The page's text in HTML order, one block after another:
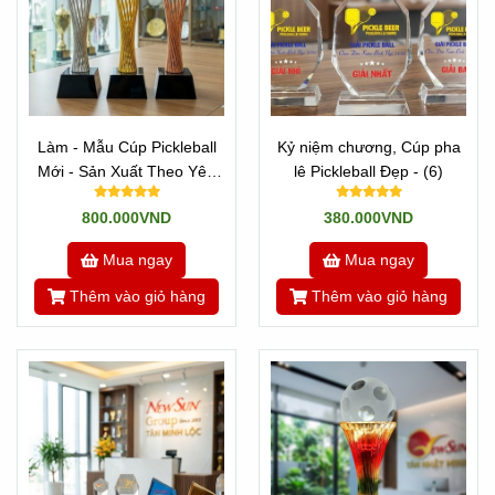
Địa Chỉ Sản Xuất Cúp Pickleball Đẹp Uy
Tín Toàn Quốc
Làm - Mẫu Cúp Pickleball
Mới - Sản Xuất Theo Yêu
Cầu (9)
800.000VND
Mua ngay
Thêm vào giỏ hàng
Kỷ niệm chương, Cúp pha
lê Pickleball Đẹp - (6)
380.000VND
Mua ngay
Thêm vào giỏ hàng